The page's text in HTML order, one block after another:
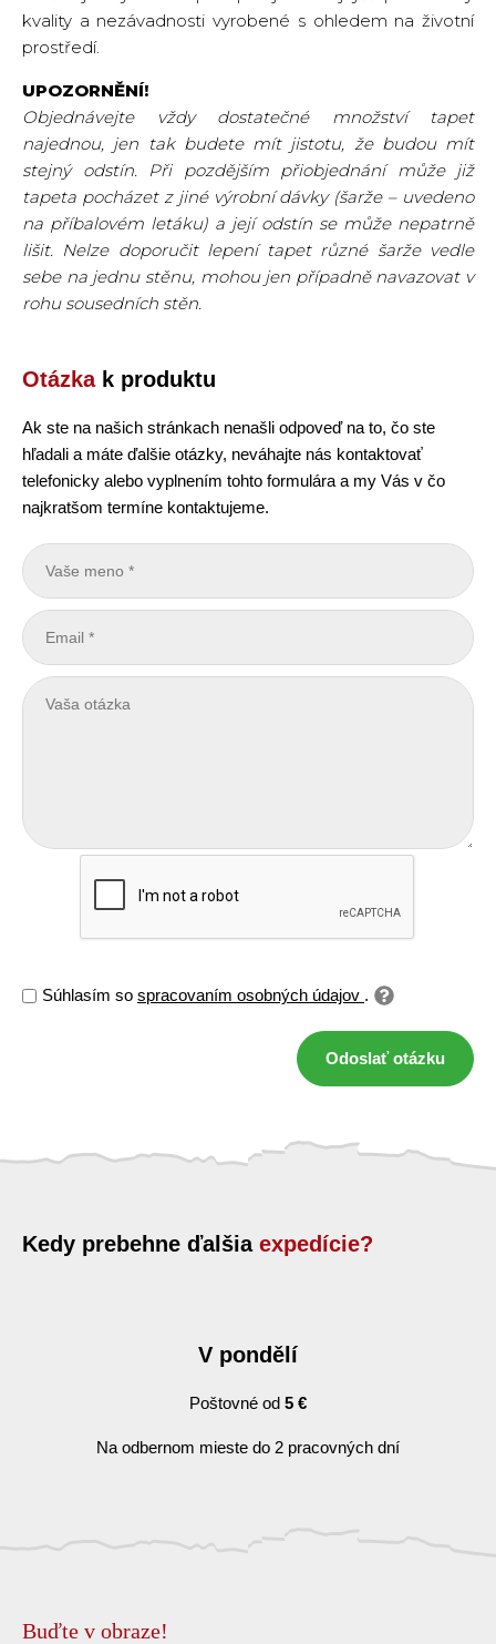
kvality a nezávadnosti vyrobené s ohledem na životní
prostředí.
UPOZORNĚNÍ!
Objednávejte vždy dostatečné množství tapet
najednou, jen tak budete mít jistotu, že budou mít
stejný odstín. Při pozdějším přiobjednání může již
tapeta pocházet z jiné výrobní dávky (šarže – uvedeno
na příbalovém letáku) a její odstín se může nepatrně
lišit. Nelze doporučit lepení tapet různé šarže vedle
sebe na jednu stěnu, mohou jen případně navazovat v
rohu sousedních stěn.
Otázkak produktu
Ak ste na našich stránkach nenašli odpoveď na to, čo ste
hľadali a máte ďalšie otázky, neváhajte nás kontaktovať
telefonicky alebo vyplnením tohto formulára a my Vás v čo
najkratšom termíne kontaktujeme.
Súhlasím so spracovaním osobných údajov .
Odoslať otázku
Kedy prebehne ďalšia expedície?
V pondělí
Poštovné od 5 €
Na odbernom mieste do 2 pracovných dní
Buďte v obraze!